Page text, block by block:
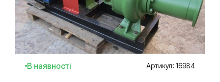
В наявності Артикул: 16984